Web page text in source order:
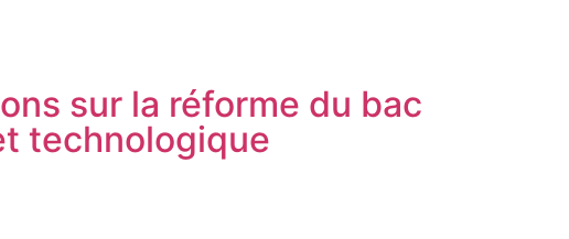
sur la réforme du bac
technologique